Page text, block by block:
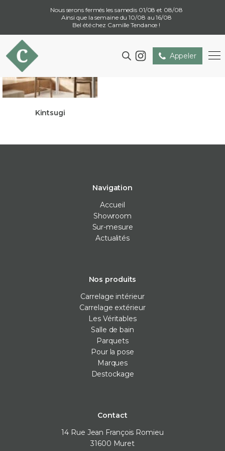
Nous serons fermés les samedis 01/08 et 08/08
Ainsi que la semaine du 10/08 au 16/08
Bel été chez Camille Tendance !
Appeler
Kintsugi
Navigation
Accueil
Showroom
Sur-mesure
Actualités
Nos produits
Carrelage intérieur
Carrelage extérieur
Les Véritables
Salle de bain
Parquets
Pour la pose
Marques
Destockage
Contact
14 Rue Jean François Romieu
31600 Muret